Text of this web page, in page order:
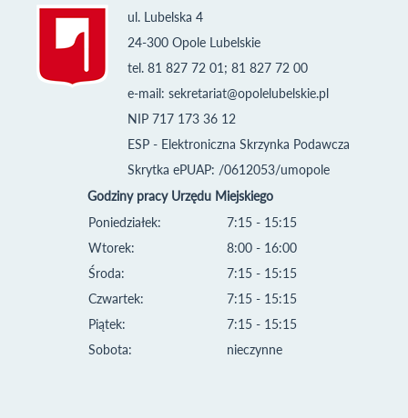
ul. Lubelska 4
24-300 Opole Lubelskie
tel. 81 827 72 01; 81 827 72 00
e-mail: sekretariat@opolelubelskie.pl
NIP 717 173 36 12
ESP - Elektroniczna Skrzynka Podawcza
Skrytka ePUAP: /0612053/umopole
Godziny pracy Urzędu Miejskiego
Poniedziałek:
Wtorek:
Środa:
Czwartek:
Piątek:
Sobota:
7:15 - 15:15
8:00 - 16:00
7:15 - 15:15
7:15 - 15:15
7:15 - 15:15
nieczynne